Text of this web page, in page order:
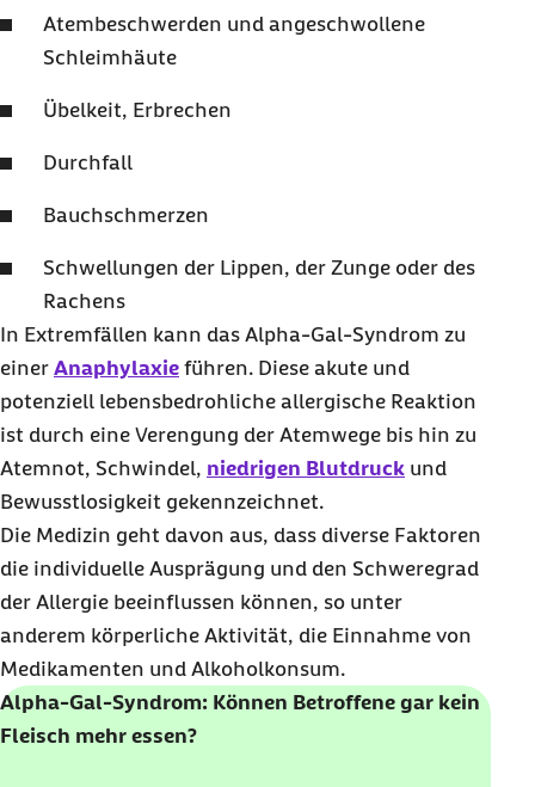
Atembeschwerden und angeschwollene
Schleimhäute
Übelkeit, Erbrechen
Durchfall
Bauchschmerzen
Schwellungen der Lippen, der Zunge oder des
Rachens
In Extremfällen kann das Alpha-Gal-Syndrom zu
einer Anaphylaxie führen. Diese akute und
potenziell lebensbedrohliche allergische Reaktion
ist durch eine Verengung der Atemwege bis hin zu
Atemnot, Schwindel, niedrigen Blutdruck und
Bewusstlosigkeit gekennzeichnet.
Die Medizin geht davon aus, dass diverse Faktoren
die individuelle Ausprägung und den Schweregrad
der Allergie beeinflussen können, so unter
anderem körperliche Aktivität, die Einnahme von
Medikamenten und Alkoholkonsum.
Alpha-Gal-Syndrom: Können Betroffene gar kein
Fleisch mehr essen?